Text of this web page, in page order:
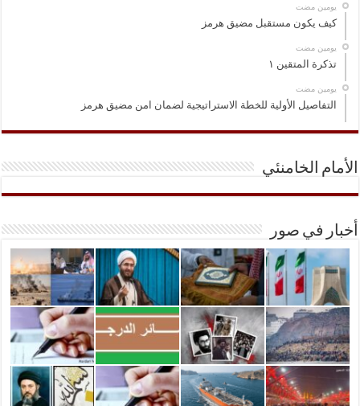
‏يومين مضت
كيف يكون مستقبل مضيق هرمز
‏يومين مضت
تذكرة المتقين ١
‏يومين مضت
التفاصيل الأولية للخطة الاستراتيجية لضمان امن مضيق هرمز
الأمام الخامنئي
أخبار في صور